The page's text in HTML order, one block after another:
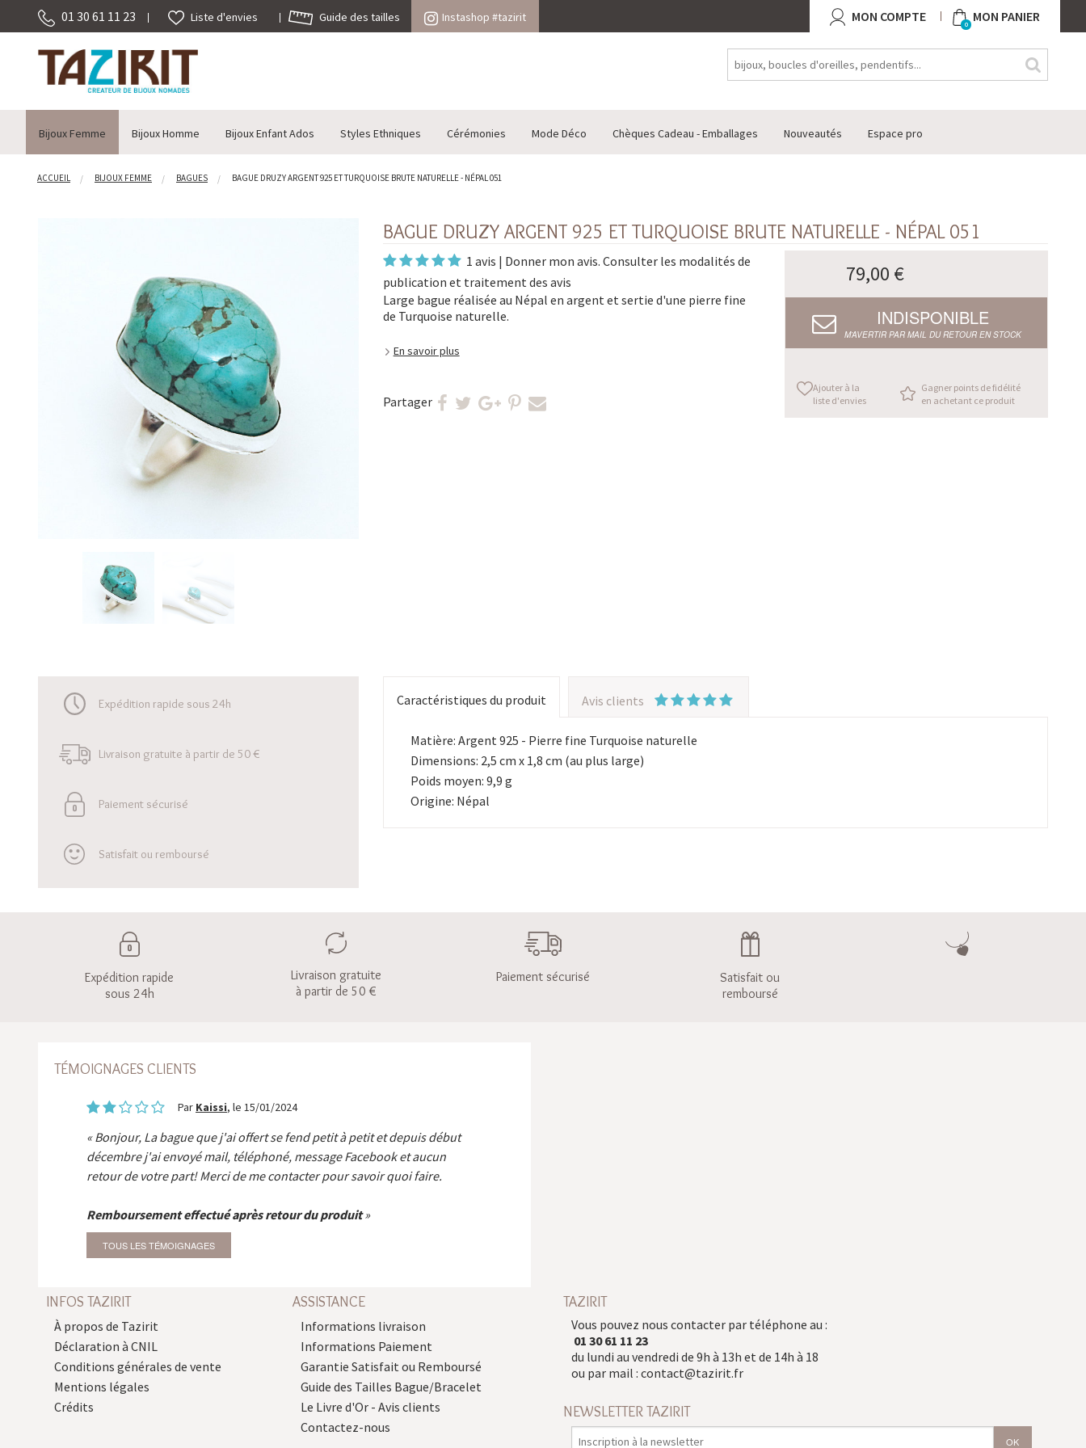
01 30 61 11 23 Liste d'envies Guide des tailles Instashop #tazirit MON COMPTE 0 MON PANIER
Bijoux Femme Bijoux Homme Bijoux Enfant Ados Styles Ethniques Cérémonies Mode Déco Chèques Cadeau - Emballages Nouveautés Espace pro
ACCUEIL BIJOUX FEMME BAGUES BAGUE DRUZY ARGENT 925 ET TURQUOISE BRUTE NATURELLE - NÉPAL 051
BAGUE DRUZY ARGENT 925 ET TURQUOISE BRUTE NATURELLE - NÉPAL 051
1 avis | Donner mon avis. Consulter les modalités de
publication et traitement des avis
Large bague réalisée au Népal en argent et sertie d'une pierre fine
de Turquoise naturelle.
En savoir plus
Partager
79,00 €
INDISPONIBLE
M’AVERTIR PAR MAIL DU RETOUR EN STOCK
Ajouter à la
liste d'envies
Gagner points de fidélité
en achetant ce produit
Expédition rapide sous 24h
Livraison gratuite à partir de 50 €
Paiement sécurisé
Satisfait ou remboursé
Caractéristiques du produit Avis clients
Matière: Argent 925 - Pierre fine Turquoise naturelle
Dimensions: 2,5 cm x 1,8 cm (au plus large)
Poids moyen: 9,9 g
Origine: Népal
Expédition rapide
sous 24h
Livraison gratuite
à partir de 50 €
Paiement sécurisé
Satisfait ou
remboursé
TÉMOIGNAGES CLIENTS
Par Kaissi, le 15/01/2024
Bonjour, La bague que j'ai offert se fend petit à petit et depuis début
décembre j'ai envoyé mail, téléphoné, message Facebook et aucun
retour de votre part! Merci de me contacter pour savoir quoi faire.
Remboursement effectué après retour du produit
TOUS LES TÉMOIGNAGES
INFOS TAZIRIT
À propos de Tazirit
Déclaration à CNIL
Conditions générales de vente
Mentions légales
Crédits
ASSISTANCE
Informations livraison
Informations Paiement
Garantie Satisfait ou Remboursé
Guide des Tailles Bague/Bracelet
Le Livre d'Or - Avis clients
Contactez-nous
TAZIRIT
Vous pouvez nous contacter par téléphone au :
01 30 61 11 23
du lundi au vendredi de 9h à 13h et de 14h à 18
ou par mail : contact@tazirit.fr
NEWSLETTER TAZIRIT